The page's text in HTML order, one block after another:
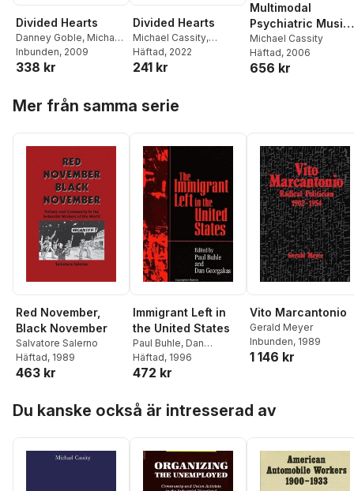
Divided Hearts
Danney Goble, Michael
Cassity
Inbunden, 2009
338 kr
Divided Hearts
Michael Cassity,
Danney Goble
Häftad, 2022
241 kr
Multimodal
Psychiatric Music
Therapy for
Adolescents, and
Children
Michael Cassity
Häftad, 2006
656 kr
Mer från samma serie
Red November,
Black November
Salvatore Salerno
Häftad, 1989
463 kr
Immigrant Left in
the United States
Paul Buhle, Dan
Georgakas
Häftad, 1996
472 kr
Vito Marcantonio
Gerald Meyer
Inbunden, 1989
1 146 kr
Du kanske också är intresserad av